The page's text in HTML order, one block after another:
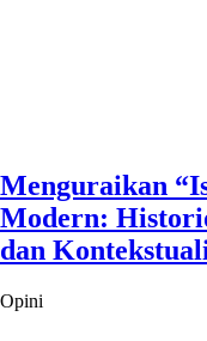
Menguraikan
Modern:
dan
Opini